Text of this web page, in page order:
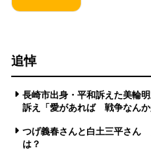
追悼
長崎市出身・平和訴えた美輪
訴え「愛があれば 戦争なんか
つげ義春さんと白土三平さん
は？